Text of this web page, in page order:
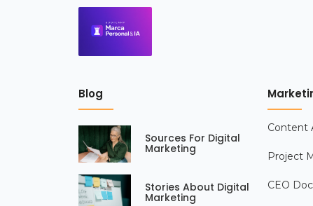
Blog
Sources For Digital
Marketing
Stories About Digital
Marketing
Content
Project
CEO